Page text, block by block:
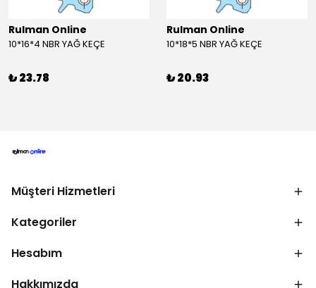
Rulman Online
10*16*4 NBR YAĞ KEÇE
₺ 23.78
Rulman Online
10*18*5 NBR YAĞ KEÇE
₺ 20.93
Müşteri Hizmetleri
Kategoriler
Hesabım
Hakkımızda